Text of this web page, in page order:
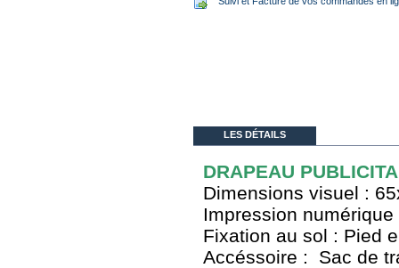
LES DÉTAILS
DRAPEAU
Dimensions visuel :
Impression
Fixation au sol : Pied
Accéssoire : Sac de